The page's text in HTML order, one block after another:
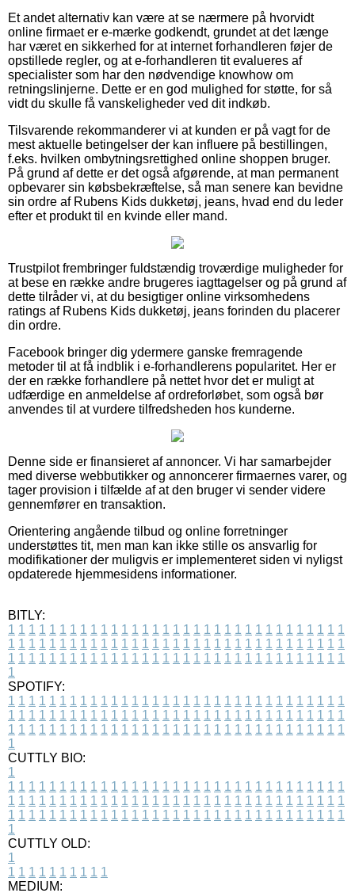
Et andet alternativ kan være at se nærmere på hvorvidt
online firmaet er e-mærke godkendt, grundet at det længe
har været en sikkerhed for at internet forhandleren føjer de
opstillede regler, og at e-forhandleren tit evalueres af
specialister som har den nødvendige knowhow om
retningslinjerne. Dette er en god mulighed for støtte, for så
vidt du skulle få vanskeligheder ved dit indkøb.
Tilsvarende rekommanderer vi at kunden er på vagt for de
mest aktuelle betingelser der kan influere på bestillingen,
f.eks. hvilken ombytningsrettighed online shoppen bruger.
På grund af dette er det også afgørende, at man permanent
opbevarer sin købsbekræftelse, så man senere kan bevidne
sin ordre af Rubens Kids dukketøj, jeans, hvad end du leder
efter et produkt til en kvinde eller mand.
Trustpilot frembringer fuldstændig troværdige muligheder for
at bese en række andre brugeres iagttagelser og på grund af
dette tilråder vi, at du besigtiger online virksomhedens
ratings af Rubens Kids dukketøj, jeans forinden du placerer
din ordre.
Facebook bringer dig ydermere ganske fremragende
metoder til at få indblik i e-forhandlerens popularitet. Her er
der en række forhandlere på nettet hvor det er muligt at
udfærdige en anmeldelse af ordreforløbet, som også bør
anvendes til at vurdere tilfredsheden hos kunderne.
Denne side er finansieret af annoncer. Vi har samarbejder
med diverse webbutikker og annoncerer firmaernes varer, og
tager provision i tilfælde af at den bruger vi sender videre
gennemfører en transaktion.
Orientering angående tilbud og online forretninger
understøttes tit, men man kan ikke stille os ansvarlig for
modifikationer der muligvis er implementeret siden vi nyligst
opdaterede hjemmesidens informationer.
BITLY:
1 1 1 1 1 1 1 1 1 1 1 1 1 1 1 1 1 1 1 1 1 1 1 1 1 1 1 1 1 1 1 1 1
1 1 1 1 1 1 1 1 1 1 1 1 1 1 1 1 1 1 1 1 1 1 1 1 1 1 1 1 1 1 1 1 1
1 1 1 1 1 1 1 1 1 1 1 1 1 1 1 1 1 1 1 1 1 1 1 1 1 1 1 1 1 1 1 1 1
1
SPOTIFY:
1 1 1 1 1 1 1 1 1 1 1 1 1 1 1 1 1 1 1 1 1 1 1 1 1 1 1 1 1 1 1 1 1
1 1 1 1 1 1 1 1 1 1 1 1 1 1 1 1 1 1 1 1 1 1 1 1 1 1 1 1 1 1 1 1 1
1 1 1 1 1 1 1 1 1 1 1 1 1 1 1 1 1 1 1 1 1 1 1 1 1 1 1 1 1 1 1 1 1
1
CUTTLY BIO:
1
1 1 1 1 1 1 1 1 1 1 1 1 1 1 1 1 1 1 1 1 1 1 1 1 1 1 1 1 1 1 1 1 1
1 1 1 1 1 1 1 1 1 1 1 1 1 1 1 1 1 1 1 1 1 1 1 1 1 1 1 1 1 1 1 1 1
1 1 1 1 1 1 1 1 1 1 1 1 1 1 1 1 1 1 1 1 1 1 1 1 1 1 1 1 1 1 1 1 1
1
CUTTLY OLD:
1
1 1 1 1 1 1 1 1 1 1
MEDIUM: